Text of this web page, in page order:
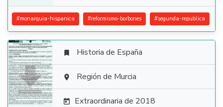
#monarquia-hispanica #reformismo-borbones #segunda-republica

 Historia de España
 Región de Murcia
 Extraordinaria de 2018